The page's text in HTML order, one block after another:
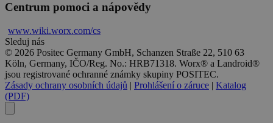
Centrum pomoci a nápovědy
www.wiki.worx.com/cs
Sleduj nás
© 2026 Positec Germany GmbH, Schanzen Straße 22, 510 63
Köln, Germany, IČO/Reg. No.: HRB71318. Worx® a Landroid®
jsou registrované ochranné známky skupiny POSITEC.
Zásady ochrany osobních údajů | Prohlášení o záruce | Katalog
(PDF)